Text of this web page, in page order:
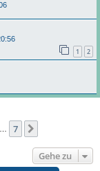
1 2
7
Gehe zu